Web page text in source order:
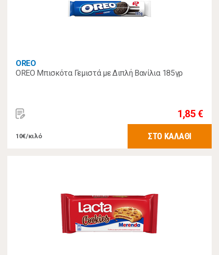
OREO
OREO Μπισκότα Γεμιστά με Διπλή Βανίλια 185γρ
1,85 €
10€/κιλό ΣΤΟ ΚΑΛΑΘΙ